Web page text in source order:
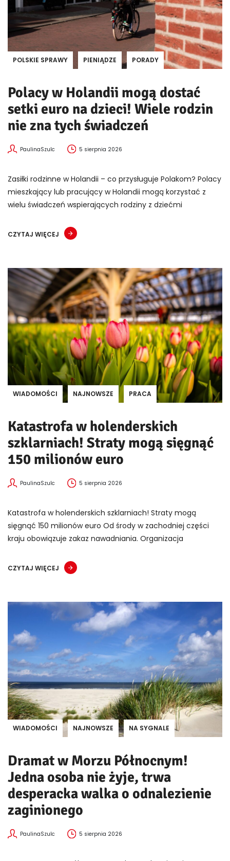
POLSKIE SPRAWY PIENIĄDZE PORADY
Polacy w Holandii mogą dostać
setki euro na dzieci! Wiele rodzin
nie zna tych świadczeń
PaulinaSzulc 5 sierpnia 2026
Zasiłki rodzinne w Holandii – co przysługuje Polakom? Polacy
mieszkający lub pracujący w Holandii mogą korzystać z
wielu świadczeń wspierających rodziny z dziećmi
CZYTAJ WIĘCEJ
WIADOMOŚCI NAJNOWSZE PRACA
Katastrofa w holenderskich
szklarniach! Straty mogą sięgnąć
150 milionów euro
PaulinaSzulc 5 sierpnia 2026
Katastrofa w holenderskich szklarniach! Straty mogą
sięgnąć 150 milionów euro Od środy w zachodniej części
kraju obowiązuje zakaz nawadniania. Organizacja
CZYTAJ WIĘCEJ
WIADOMOŚCI NAJNOWSZE NA SYGNALE
Dramat w Morzu Północnym!
Jedna osoba nie żyje, trwa
desperacka walka o odnalezienie
zaginionego
PaulinaSzulc 5 sierpnia 2026